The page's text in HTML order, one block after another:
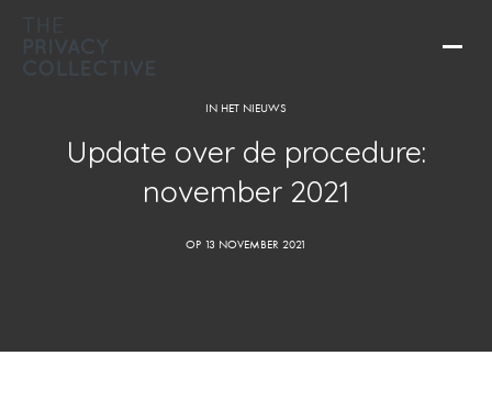
IN HET NIEUWS
Update over de procedure:
november 2021
OP 13 NOVEMBER 2021